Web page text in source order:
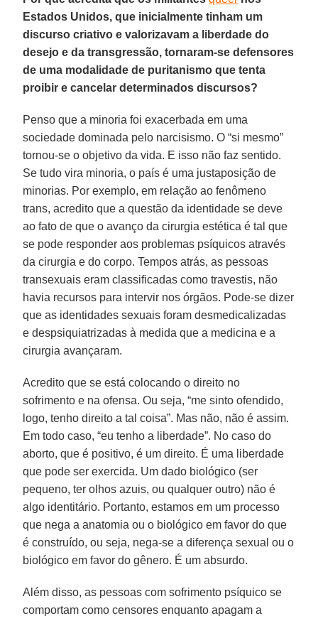
Estados Unidos, que inicialmente tinham um
discurso criativo e valorizavam a liberdade do
desejo e da transgressão, tornaram-se defensores
de uma modalidade de puritanismo que tenta
proibir e cancelar determinados discursos?
Penso que a minoria foi exacerbada em uma
sociedade dominada pelo narcisismo. O “si mesmo”
tornou-se o objetivo da vida. E isso não faz sentido.
Se tudo vira minoria, o país é uma justaposição de
minorias. Por exemplo, em relação ao fenômeno
trans, acredito que a questão da identidade se deve
ao fato de que o avanço da cirurgia estética é tal que
se pode responder aos problemas psíquicos através
da cirurgia e do corpo. Tempos atrás, as pessoas
transexuais eram classificadas como travestis, não
havia recursos para intervir nos órgãos. Pode-se dizer
que as identidades sexuais foram desmedicalizadas
e despsiquiatrizadas à medida que a medicina e a
cirurgia avançaram.
Acredito que se está colocando o direito no
sofrimento e na ofensa. Ou seja, “me sinto ofendido,
logo, tenho direito a tal coisa”. Mas não, não é assim.
Em todo caso, “eu tenho a liberdade”. No caso do
aborto, que é positivo, é um direito. É uma liberdade
que pode ser exercida. Um dado biológico (ser
pequeno, ter olhos azuis, ou qualquer outro) não é
algo identitário. Portanto, estamos em um processo
que nega a anatomia ou o biológico em favor do que
é construído, ou seja, nega-se a diferença sexual ou o
biológico em favor do gênero. É um absurdo.
Além disso, as pessoas com sofrimento psíquico se
comportam como censores enquanto apagam a